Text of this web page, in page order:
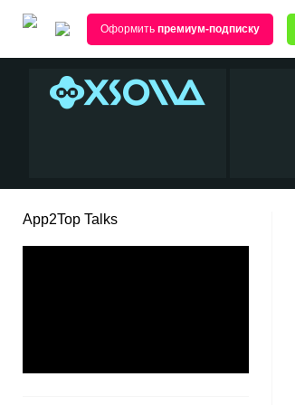
Оформить премиум-подписку
App2Top Talks